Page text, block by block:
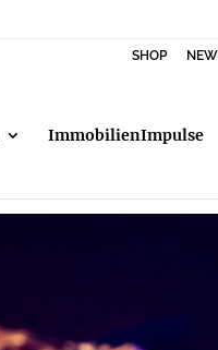
SHOP
ImmobilienImpulse